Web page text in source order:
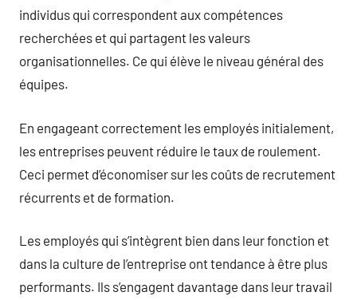
individus qui correspondent aux compétences
recherchées et qui partagent les valeurs
organisationnelles. Ce qui élève le niveau général des
équipes.
En engageant correctement les employés initialement,
les entreprises peuvent réduire le taux de roulement.
Ceci permet d’économiser sur les coûts de recrutement
récurrents et de formation.
Les employés qui s’intègrent bien dans leur fonction et
dans la culture de l’entreprise ont tendance à être plus
performants. Ils s’engagent davantage dans leur travail